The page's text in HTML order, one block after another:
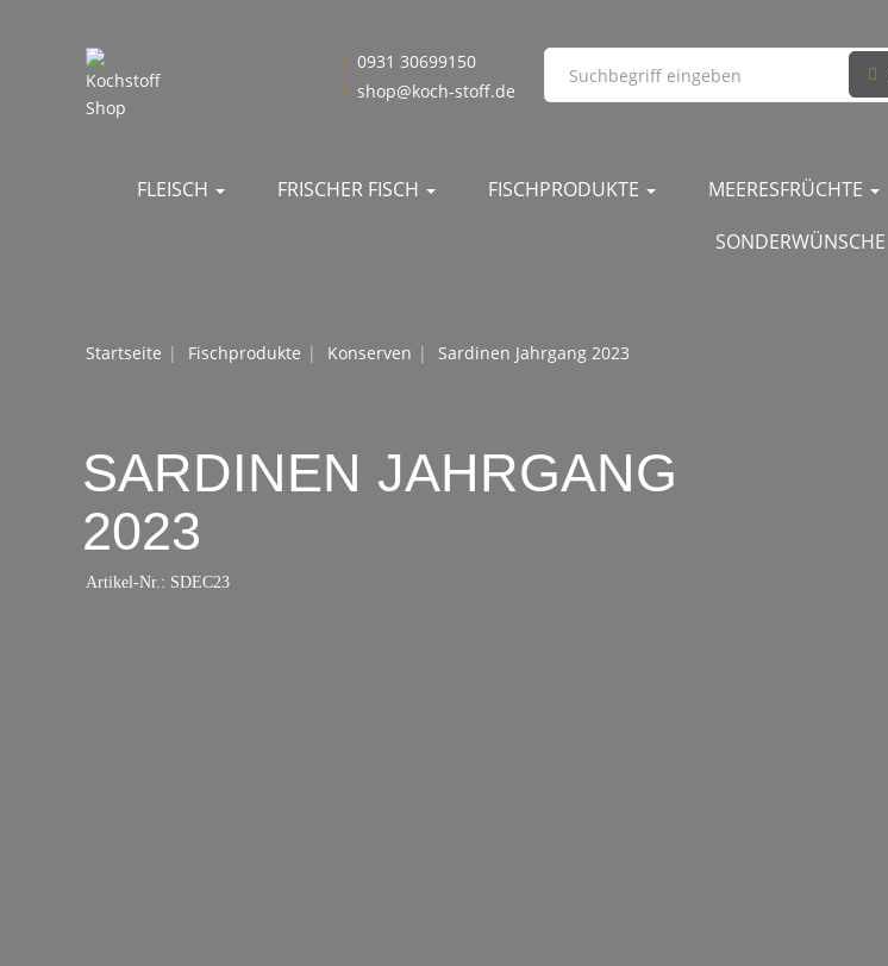
0931 30699150
shop@koch-stoff.de
FLEISCH FRISCHER FISCH FISCHPRODUKTE MEERESFRÜCHTE
SONDERWÜNSCHE
Startseite Fischprodukte Konserven Sardinen Jahrgang 2023
SARDINEN JAHRGANG
2023
Artikel-Nr.: SDEC23